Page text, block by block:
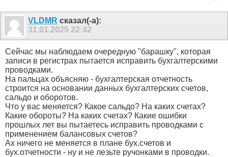
VLDMR сказал(-а):
31.01.2025 22:42
Сейчас мы наблюдаем очередную "барашку", которая
записи в регистрах пытается исправить бухгалтерскими
проводками.
На пальцах объясняю - бухгалтерская отчетность
строится на основании данных бухгалтерских счетов,
сальдо и оборотов.
Что у вас меняется? Какое сальдо? На каких счетах?
Какие обороты? На каких счетах? Какие ошибки
прошлых лет вы пытаетесь исправить проводками с
применением балансовых счетов?
Ах ничего не меняется в плане бух.счетов и
бух.отчетности - ну и не лезьте ручонками в проводки.